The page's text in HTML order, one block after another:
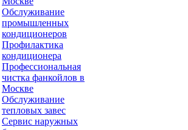
Обслуживание
промышленных
кондиционеров
Профилактика
кондиционера
Профессиональная
чистка фанкойлов в
Москве
Обслуживание
тепловых завес
Сервис наружных